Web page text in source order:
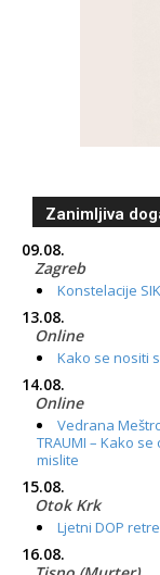
Zanimljiva
09.08.
Zagreb
Konstelacije
13.08.
Online
Kako se nositi
14.08.
Online
Vedrana
TRAUMI – Kako
mislite
15.08.
Otok Krk
Ljetni DOP
16.08.